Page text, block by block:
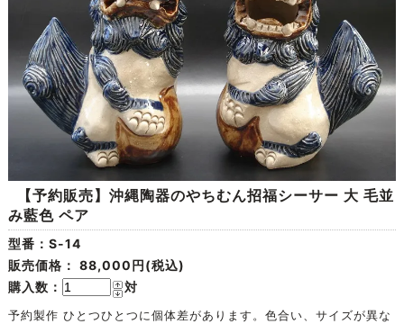
【予約販売】沖縄陶器のやちむん招福シーサー 大 毛並
み藍色 ペア
型番：S-14
販売価格： 88,000円(税込)
購入数：
対
予約製作 ひとつひとつに個体差があります。色合い、サイズが異な